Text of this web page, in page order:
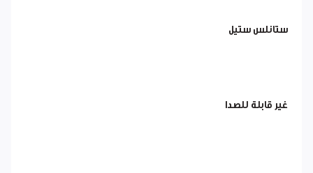
ستانلس ستيل
غير قابلة للصدا